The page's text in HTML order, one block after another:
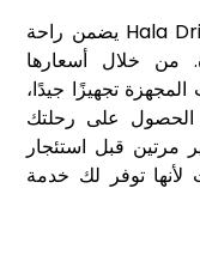
إن اختيار جاك لتأجير السيارات من Hala Drive يضمن راحة
من خلال أسعارها
تجهيزًا جيدًا،
على رحلتك
مرتين قبل استئجار
توفر لك خدمة